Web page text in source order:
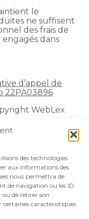
des technologies
aux informations des
nous permettra de
de navigation ou les ID
ou de retirer son
caractéristiques
le
ne suffisent
des frais de
dans
d’appel de
22PA03896
WebLex